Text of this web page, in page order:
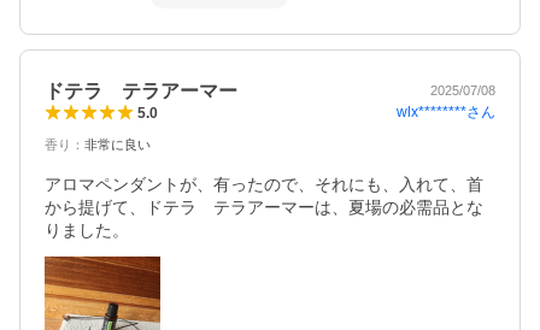
ドテラ テラアーマー 2025/07/08
5.0 wlx********さん
香り ： 非常に良い
アロマペンダントが、有ったので、それにも、入れて、首
から提げて、ドテラ　テラアーマーは、夏場の必需品とな
りました。